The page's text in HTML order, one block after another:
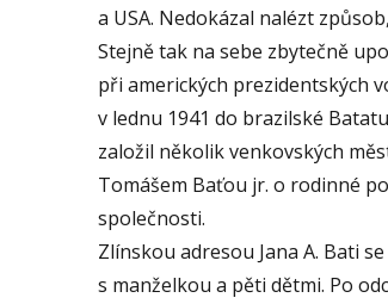
a USA. Nedokázal nalézt
Stejně tak na sebe zbytečně
při amerických prezidentských
v lednu 1941 do brazilské
založil několik venkovských
Tomášem Baťou jr. o rodinné
společnosti.
Zlínskou adresou Jana A. Bati
s manželkou a pěti dětmi. Po